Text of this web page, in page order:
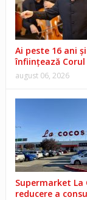
Ai peste 16 ani
înființează
august 06, 2026
Supermarket
reducere a